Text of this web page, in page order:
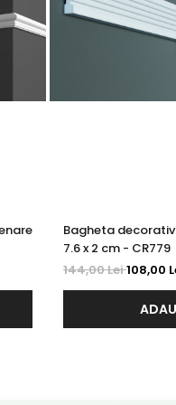
Bagheta
7.6 x 2 cm - CR779
144,00 Lei108,00